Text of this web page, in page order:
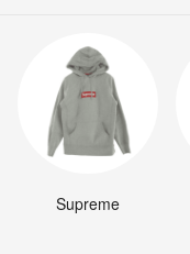
Supreme